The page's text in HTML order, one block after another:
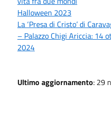
Halloween 2023
La ‘Presa di Cristo’ di
– Palazzo Chigi Ariccia: 14
2024
Ultimo aggiornamento: 29